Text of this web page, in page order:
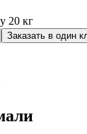
20 кг
Заказать в один